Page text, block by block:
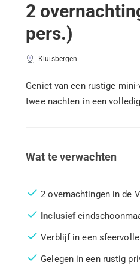
2
pers.)
Kluisbergen
Geniet van een rustige
twee nachten in een
Wat te verwachten
2 overnachtingen in de
Inclusief
Verblijf in een
Gelegen in een rustig